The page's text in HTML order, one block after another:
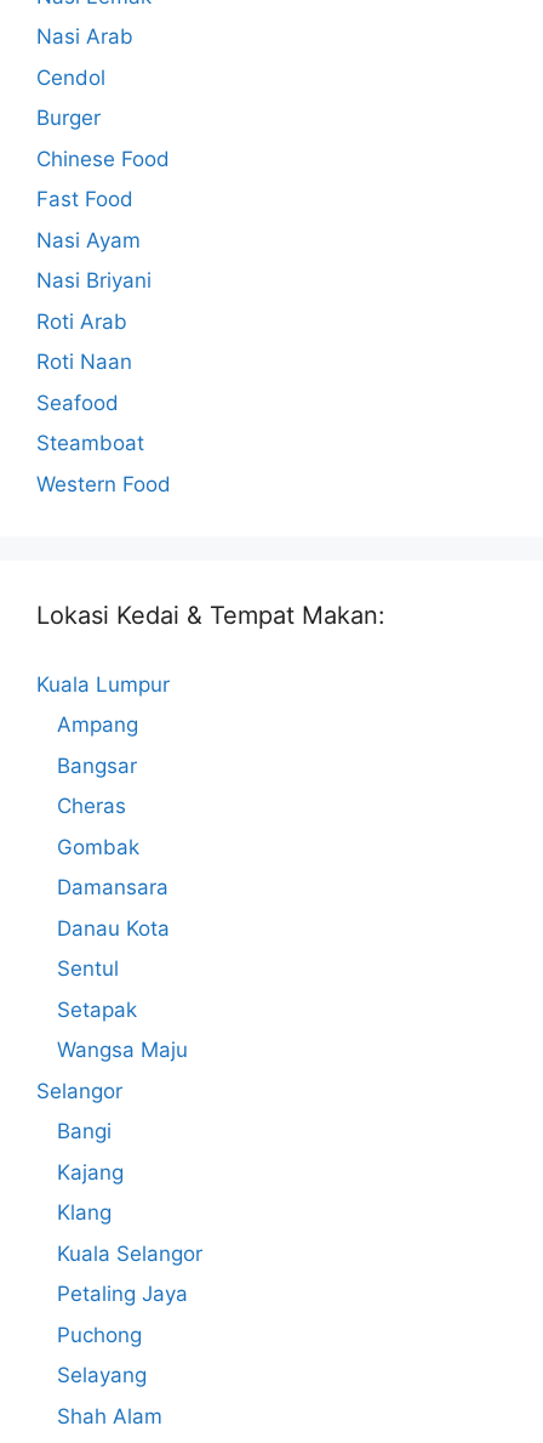
Nasi Arab
Cendol
Burger
Chinese Food
Fast Food
Nasi Ayam
Nasi Briyani
Roti Arab
Roti Naan
Seafood
Steamboat
Western Food
Lokasi Kedai & Tempat Makan:
Kuala Lumpur
Ampang
Bangsar
Cheras
Gombak
Damansara
Danau Kota
Sentul
Setapak
Wangsa Maju
Selangor
Bangi
Kajang
Klang
Kuala Selangor
Petaling Jaya
Puchong
Selayang
Shah Alam